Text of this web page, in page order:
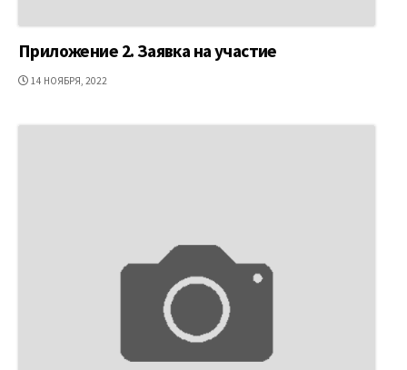
Приложение 2. Заявка на участие
ДАТА
14 НОЯБРЯ, 2022